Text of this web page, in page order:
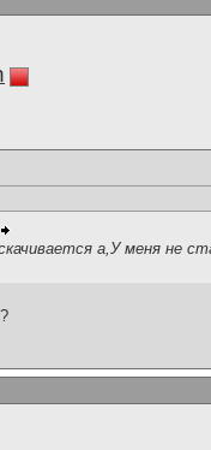
скачивается а,У меня